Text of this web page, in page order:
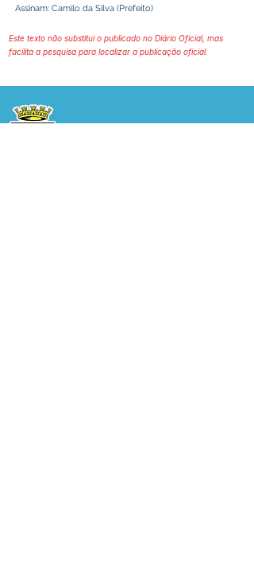
Assinam: Camilo da Silva (Prefeito)
Este texto não substitui o publicado no Diário Oficial, mas
facilita a pesquisa para localizar a publicação oficial.